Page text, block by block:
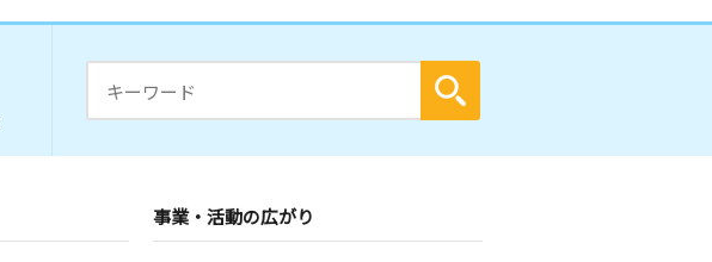
事業・活動の広がり